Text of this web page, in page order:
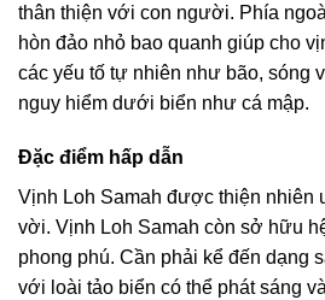
thân thiện với con người. Phía
hòn đảo nhỏ bao quanh giúp cho
các yếu tố tự nhiên như bão, sóng
nguy hiểm dưới biển như cá mập.
Đặc điểm hấp dẫn
Vịnh Loh Samah được thiện nhiên
vời. Vịnh Loh Samah còn sở hữu
phong phú. Cần phải kể đến dạng
với loài tảo biển có thể phát sáng